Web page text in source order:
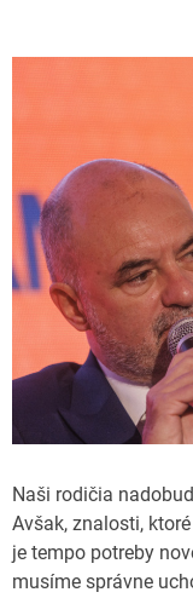
Naši rodičia
Avšak, znalosti,
je tempo potreby
musíme správne